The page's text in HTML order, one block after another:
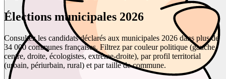
Élections municipales 2026
Consultez les candidats déclarés aux municipales 2026 dans plus de
34 000 communes françaises. Filtrez par couleur politique (gauche,
centre, droite, écologistes, extrême-droite), par profil territorial
(urbain, périurbain, rural) et par taille de commune.